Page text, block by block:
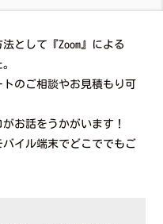
として『Zoom』による
のご相談やお見積もり可
お話をうかがいます！
イル端末でどこででもご